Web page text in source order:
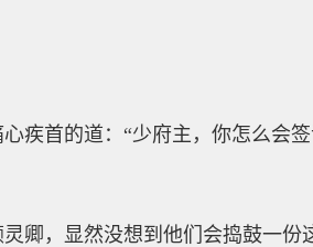
疾首的道：“少府主，你怎么会
卿，显然没想到他们会捣鼓一份